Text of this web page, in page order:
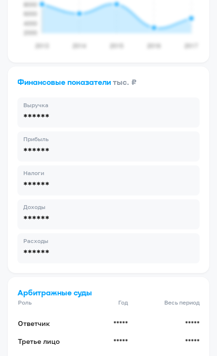
Финансовые показатели тыс. ₽
Выручка
******
Прибыль
******
Налоги
******
Доходы
******
Расходы
******
Арбитражные суды
Роль Год Весь период
Ответчик ***** *****
Третье лицо ***** *****